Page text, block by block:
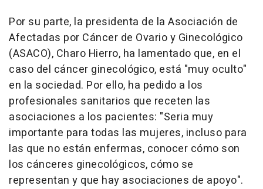
Por su parte, la presidenta de la Asociación de
Afectadas por Cáncer de Ovario y Ginecológico
(ASACO), Charo Hierro, ha lamentado que, en el
caso del cáncer ginecológico, está "muy oculto"
en la sociedad. Por ello, ha pedido a los
profesionales sanitarios que receten las
asociaciones a los pacientes: "Seria muy
importante para todas las mujeres, incluso para
las que no están enfermas, conocer cómo son
los cánceres ginecológicos, cómo se
representan y que hay asociaciones de apoyo".